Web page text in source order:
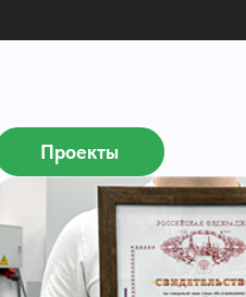
Проекты